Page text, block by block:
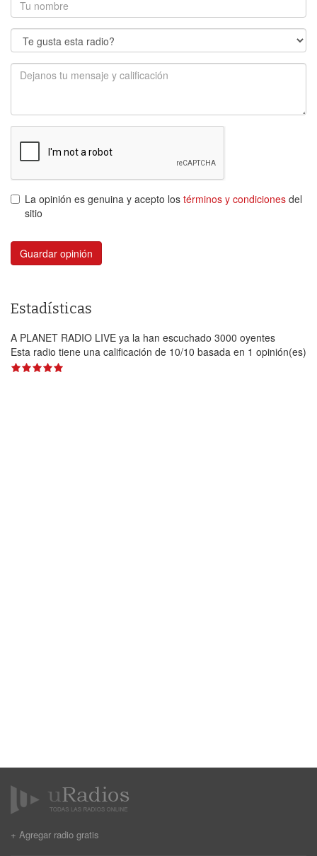
La opinión es genuina y acepto los términos y condiciones del
sitio
Guardar opinión
Estadísticas
A PLANET RADIO LIVE ya la han escuchado 3000 oyentes
Esta radio tiene una calificación de 10/10 basada en 1 opinión(es)
+ Agregar radio gratis